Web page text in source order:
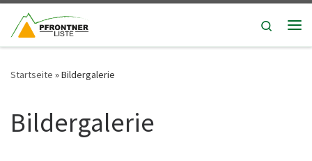
Zum Inhalt springen
Search
Startseite »Bildergalerie
Bildergalerie